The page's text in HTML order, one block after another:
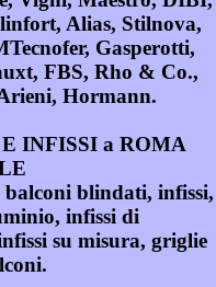
Alias, Stilnova,
Gasperotti,
FBS, Rho & Co.,
Hormann.
INFISSI a ROMA
balconi blindati, infissi,
infissi di
su misura, griglie